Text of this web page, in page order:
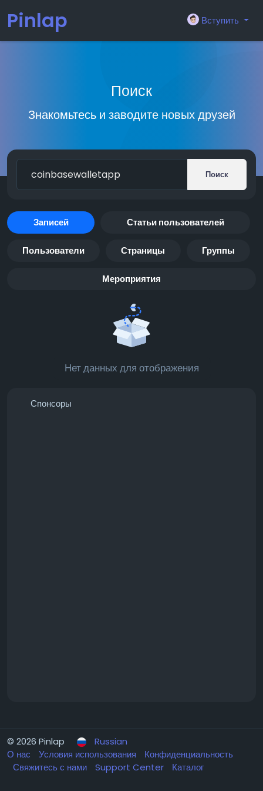
Pinlap Вступить
Поиск
Знакомьтесь и заводите новых друзей
Поиск
Записей Статьи пользователей
Пользователи Страницы Группы
Мероприятия
Нет данных для отображения
Спонсоры
© 2026 Pinlap
Russian
О нас
Условия использования
Конфиденциальность
Свяжитесь с нами
Support Center Каталог